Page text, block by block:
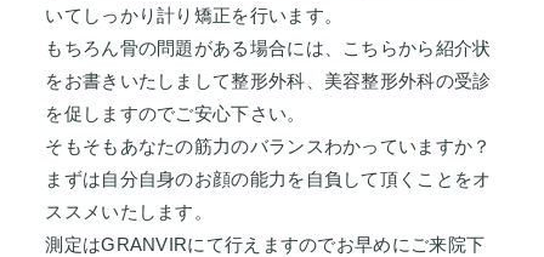
いてしっかり計り矯正を行います。
もちろん骨の問題がある場合には、こちらから紹介状
をお書きいたしまして整形外科、美容整形外科の受診
を促しますのでご安心下さい。
そもそもあなたの筋力のバランスわかっていますか？
まずは自分自身のお顔の能力を自負して頂くことをオ
ススメいたします。
測定はGRANVIRにて行えますのでお早めにご来院下